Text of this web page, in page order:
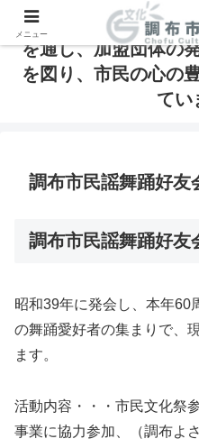
調布市文化協会は、
を通し、加盟団体の
を図り、市民の心の
てい
調布市民謡舞踊好友
調布市民謡舞踊好友
昭和39年に発会し、本年60
の舞踊愛好者の集まりで、
ます。
活動内容・・・市民文化祭
事業に協力参加、（調布よ
メニュー